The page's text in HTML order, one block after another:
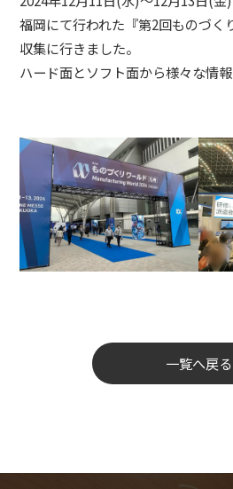
福岡にて行われた『第2回ものづく
収集に行きました。
ハード面とソフト面から様々な情報
一覧へ戻る